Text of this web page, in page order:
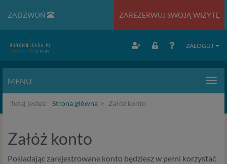
ZADZWOŃ ZAREZERWUJ SWOJĄ WIZYTĘ
ZALOGUJ
MENU
Tutaj jesteś: Strona główna Załóż konto
Załóż konto
Posiadając zarejestrowane konto będziesz w pełni korzystać